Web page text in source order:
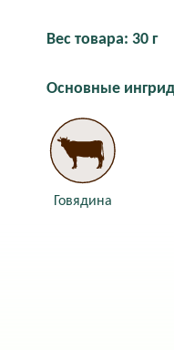
Вес товара: 30 г
Основные
Говядина